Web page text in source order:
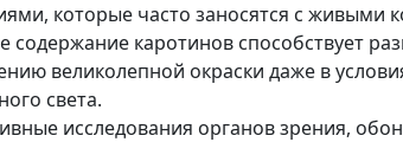
которые часто заносятся с живыми
содержание каротинов способствует
великолепной окраски даже в
света.
исследования органов зрения,